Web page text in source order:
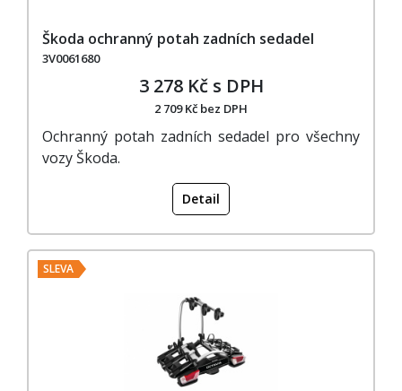
Škoda ochranný potah zadních sedadel
3V0061680
3 278 Kč s DPH
2 709 Kč bez DPH
Ochranný potah zadních sedadel pro všechny
vozy Škoda.
Detail
SLEVA